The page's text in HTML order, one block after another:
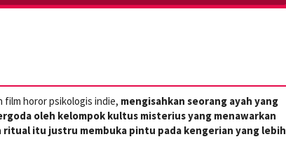
film horor psikologis indie, mengisahkan seorang ayah yang
oleh kelompok kultus misterius yang menawarkan
itu justru membuka pintu pada kengerian yang lebih